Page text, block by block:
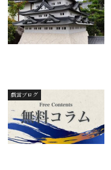
戯言ブログ